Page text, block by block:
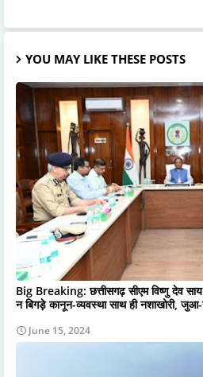
YOU MAY LIKE THESE POSTS
Big Breaking: छत्तीसगढ़ सीएम विष्णु देव
न बिगड़े कानून-व्यवस्था साथ ही नशाखोरी,
June 15, 2024